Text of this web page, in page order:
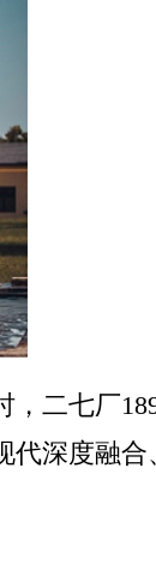
二七厂
代深度融